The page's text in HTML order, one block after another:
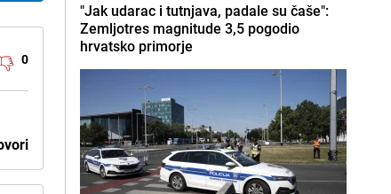
0
"Jak udarac i tutnjava, padale su čaše":
Zemljotres magnitude 3,5 pogodio
hrvatsko primorje